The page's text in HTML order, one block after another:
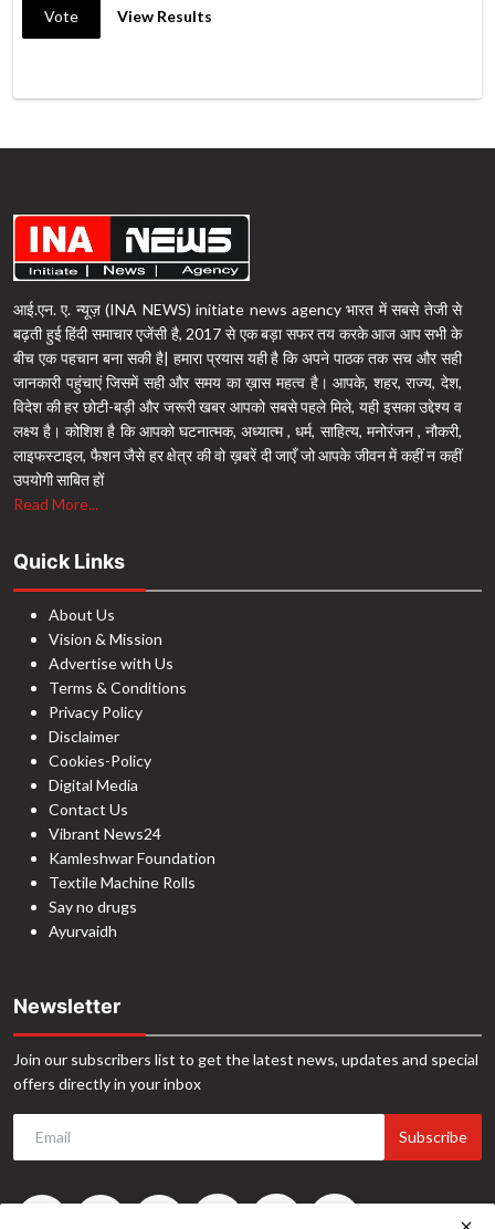
Vote View Results
आई.एन. ए. न्यूज़ (INA NEWS) initiate news agency भारत में सबसे तेजी से
बढ़ती हुई हिंदी समाचार एजेंसी है, 2017 से एक बड़ा सफर तय करके आज आप सभी के
बीच एक पहचान बना सकी है| हमारा प्रयास यही है कि अपने पाठक तक सच और सही
जानकारी पहुंचाएं जिसमें सही और समय का ख़ास महत्व है। आपके, शहर, राज्य, देश,
विदेश की हर छोटी-बड़ी और जरूरी खबर आपको सबसे पहले मिले, यही इसका उद्देश्य व
लक्ष्य है। कोशिश है कि आपको घटनात्मक, अध्यात्म , धर्म, साहित्य, मनोरंजन , नौकरी,
लाइफस्टाइल, फैशन जैसे हर क्षेत्र की वो ख़बरें दी जाएँ जो आपके जीवन में कहीं न कहीं
उपयोगी साबित हों
Read More...
Quick Links
About Us
Vision & Mission
Advertise with Us
Terms & Conditions
Privacy Policy
Disclaimer
Cookies-Policy
Digital Media
Contact Us
Vibrant News24
Kamleshwar Foundation
Textile Machine Rolls
Say no drugs
Ayurvaidh
Newsletter
Join our subscribers list to get the latest news, updates and special
offers directly in your inbox
Subscribe